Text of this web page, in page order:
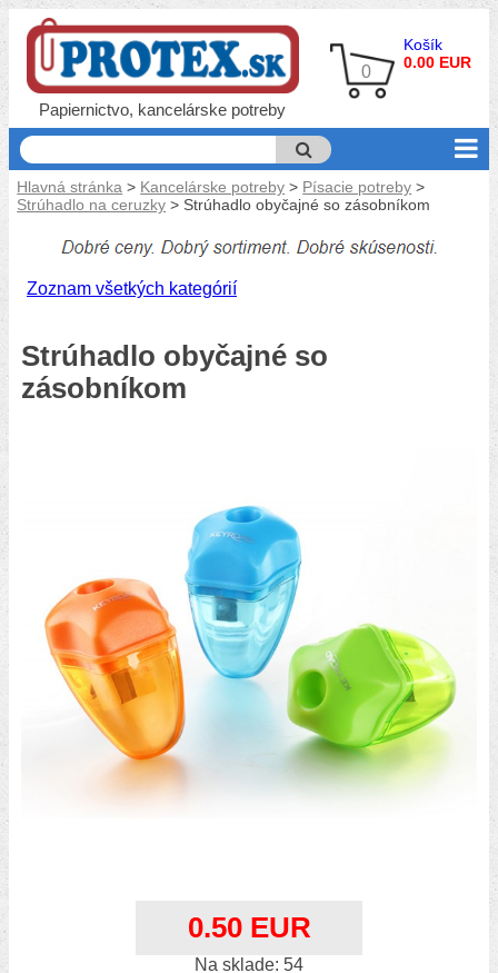
Papiernictvo, kancelárske potreby
Košík
0.00 EUR
0
Hlavná stránka > Kancelárske potreby > Písacie potreby >
Strúhadlo na ceruzky > Strúhadlo obyčajné so zásobníkom
Zoznam všetkých kategórií
Strúhadlo obyčajné so
zásobníkom
0.50 EUR
Na sklade: 54